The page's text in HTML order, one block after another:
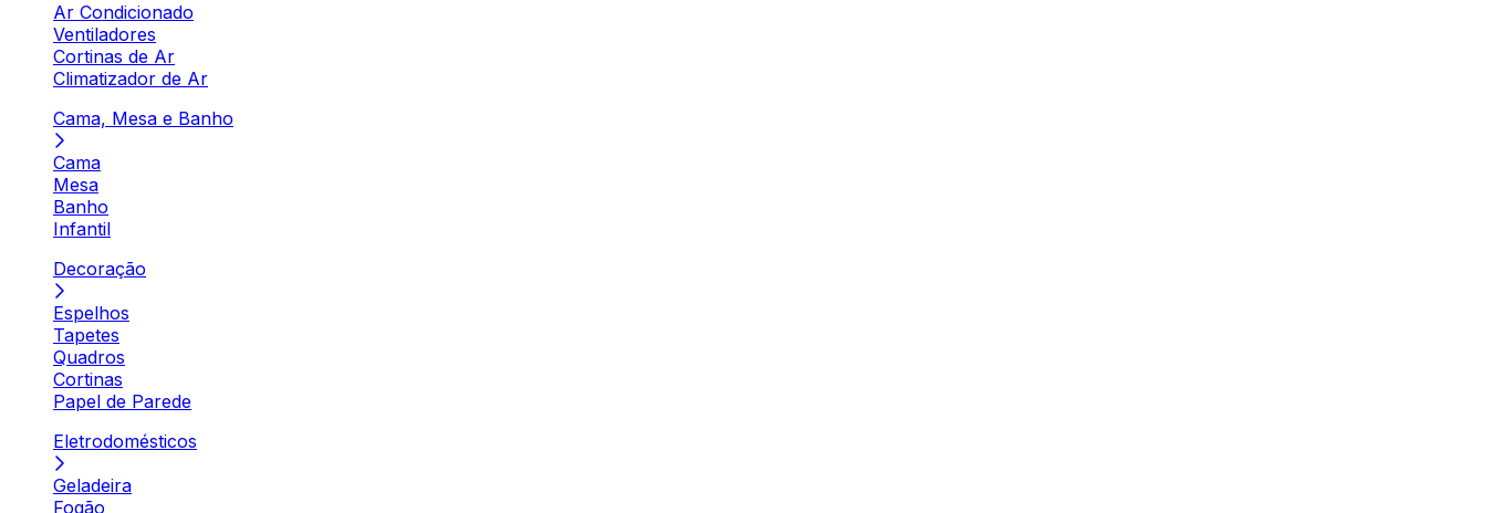
Ar Condicionado
Ventiladores
Cortinas de Ar
Climatizador de Ar
Cama, Mesa e Banho
Cama
Mesa
Banho
Infantil
Decoração
Espelhos
Tapetes
Quadros
Cortinas
Papel de Parede
Eletrodomésticos
Geladeira
Fogão